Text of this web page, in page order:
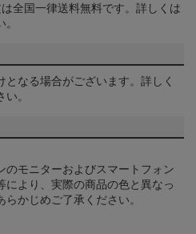
全国一律送料無料です。詳しくは
なる場合がございます。詳しく
。
のモニターおよびスマートフォン
より、実際の商品の色と異なっ
かじめご了承ください。